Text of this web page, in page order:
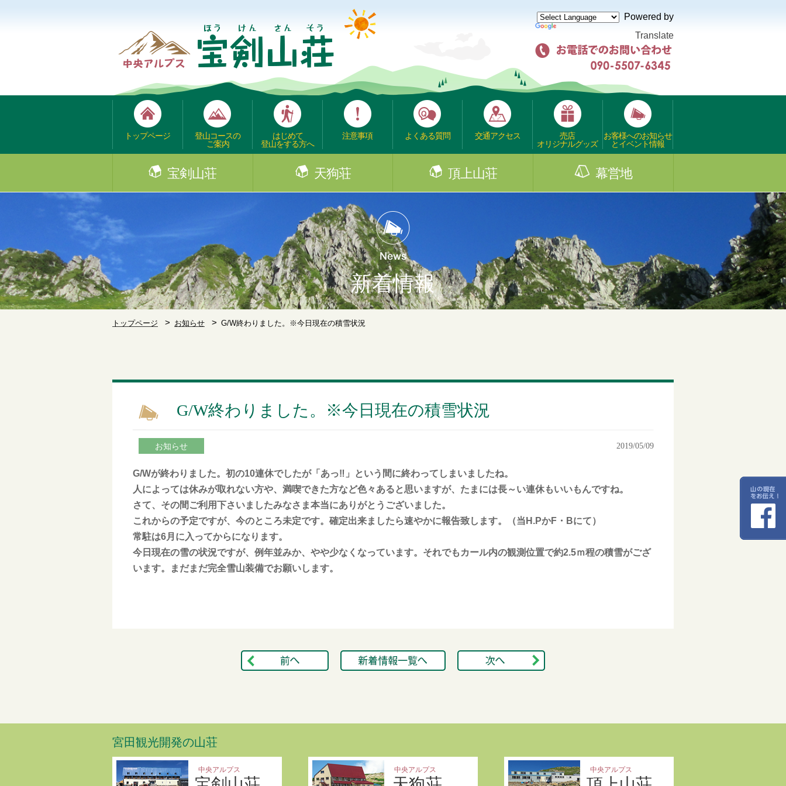
Powered by
Translate
トップページ
登山コースの
ご案内
はじめて
登山をする方へ
注意事項 よくある質問 交通アクセス
売店
オリジナルグッズ
お客様へのお知らせ
とイベント情報
宝剣山荘 天狗荘 頂上山荘 幕営地
新着情報
トップページ お知らせ G/W終わりました。※今日現在の積雪状況
G/W終わりました。※今日現在の積雪状況
2019/05/09
お知らせ
G/Wが終わりました。初の10連休でしたが「あっ‼」という間に終わってしまいましたね。
人によっては休みが取れない方や、満喫できた方など色々あると思いますが、たまには長～い連休もいいもんですね。
さて、その間ご利用下さいましたみなさま本当にありがとうございました。
これからの予定ですが、今のところ未定です。確定出来ましたら速やかに報告致します。（当H.PかF・Bにて）
常駐は6月に入ってからになります。
今日現在の雪の状況ですが、例年並みか、やや少なくなっています。それでもカール内の観測位置で約2.5ｍ程の積雪がござ
います。まだまだ完全雪山装備でお願いします。
宮田観光開発の山荘
中央アルプス 中央アルプス 中央アルプス